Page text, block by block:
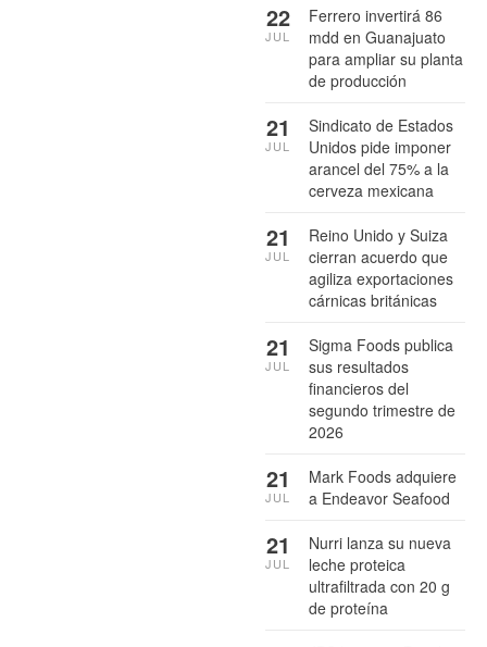
Ferrero invertirá 86
mdd en Guanajuato
para ampliar su planta
de producción
22
JUL
Sindicato de Estados
Unidos pide imponer
arancel del 75% a la
cerveza mexicana
21
JUL
Reino Unido y Suiza
cierran acuerdo que
agiliza exportaciones
cárnicas británicas
21
JUL
Sigma Foods publica
sus resultados
financieros del
segundo trimestre de
2026
21
JUL
Mark Foods adquiere
a Endeavor Seafood
21
JUL
Nurri lanza su nueva
leche proteica
ultrafiltrada con 20 g
de proteína
21
JUL